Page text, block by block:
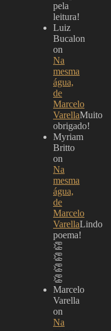
pela
leitura!
Luiz
Bucalon
on
Na
mesma
água,
de
Marcelo
VarellaMuito
obrigado!
Myriam
Britto
on
Na
mesma
água,
de
Marcelo
VarellaLindo
poema!
👏
👏
👏
👏
Marcelo
Varella
on
Na